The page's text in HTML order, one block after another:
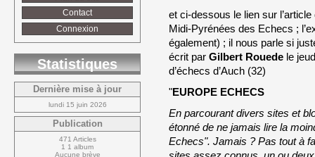
et ci-dessous le lien sur
Midi-Pyrénées des Echecs ;
également) ; il nous parle si
écrit par Gilbert Rouede le
d’échecs d’Auch (32)
"EUROPE ECHECS
En parcourant divers sites et
étonné de ne jamais lire la
Echecs". Jamais ? Pas tout à
Contact
Connexion
Statistiques
Dernière mise à jour
lundi 15 juin 2026
Publication
471 Articles
1 1 album
Aucune brève